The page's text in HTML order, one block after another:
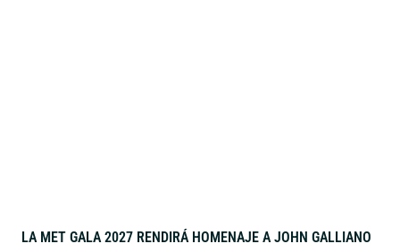
LA MET GALA 2027 RENDIRÁ HOMENAJE A JOHN GALLIANO